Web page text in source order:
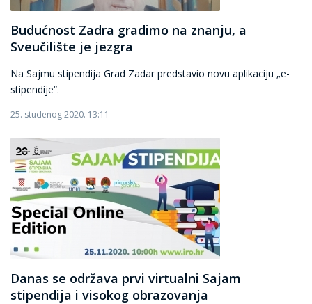
Budućnost Zadra gradimo na znanju, a
Sveučilište je jezgra
Na Sajmu stipendija Grad Zadar predstavio novu aplikaciju „e-
stipendije“.
25. studenog 2020. 13:11
Danas se održava prvi virtualni Sajam
stipendija i visokog obrazovanja